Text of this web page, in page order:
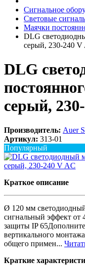
Сигнальное
Световые
Маячки
DLG
серый, 230-240 V
DLG
серый,
Производитель: Auer
Артикул: 313-01
Популярный
Краткое описание
Ø 120 мм
сигнальный эффект от
защиты IP
вертикального
общего примен...
Краткие